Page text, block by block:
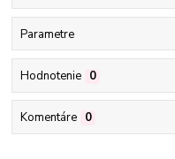
Parametre
Hodnotenie 0
Komentáre 0